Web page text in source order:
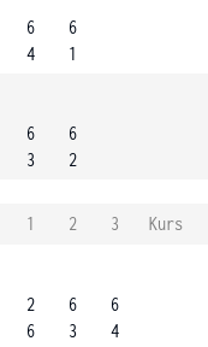
6
4
6
1
6
3
6
2
1 2 3
Kurs
2
6
6
3
6
4